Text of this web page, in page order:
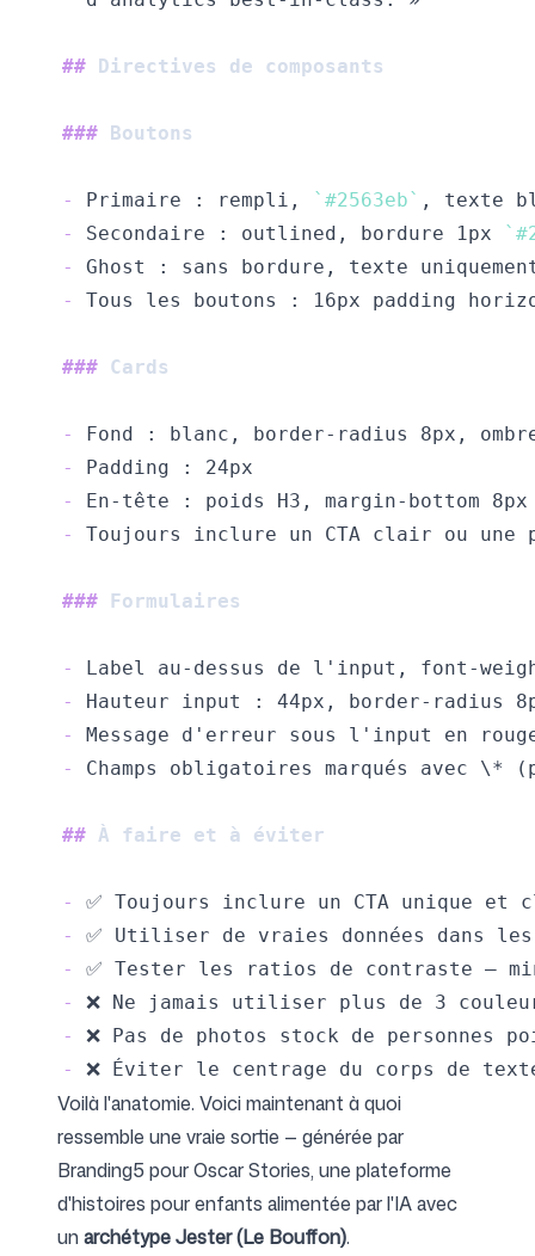
## Directives de composants
### Boutons
- Primaire : rempli,
`#2563eb`
-
Secondaire : outlined, bordure 1px
-
-
### Cards
-
-
-
-
### Formulaires
-
-
-
-
## À faire et à éviter
-
-
-
-
-
-
Voilà l'anatomie. Voici maintenant à quoi
ressemble une vraie sortie — générée par
Branding5 pourOscar Stories, une plateforme
d'histoires pour enfants alimentée par l'IA avec
unarchétype Jester (Le Bouffon).